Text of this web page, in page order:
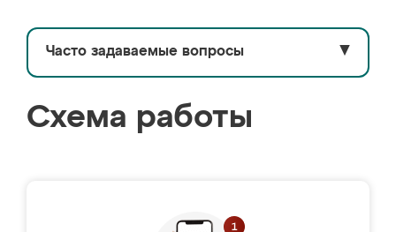
Часто задаваемые вопросы ▼
Схема работы